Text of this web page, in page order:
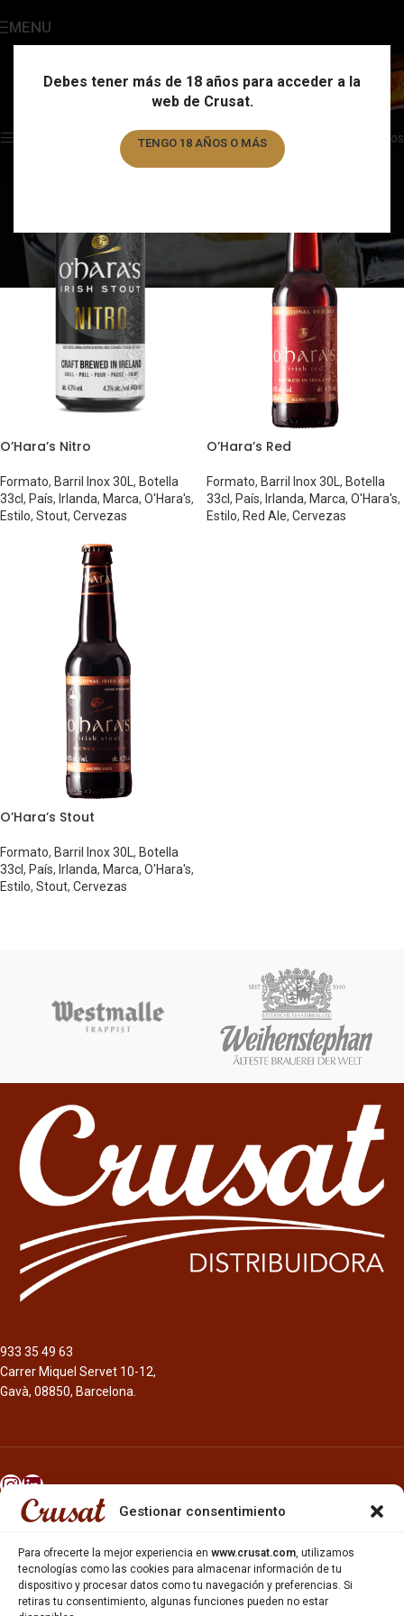
Debes tener más de 18 años para acceder a la
web de Crusat.
TENGO 18 AÑOS O MÁS
Gestionar consentimiento
Para ofrecerte la mejor experiencia en www.crusat.com, utilizamos
tecnologías como las cookies para almacenar información de tu
dispositivo y procesar datos como tu navegación y preferencias. Si
retiras tu consentimiento, algunas funciones pueden no estar
MENU O'Hara's
Showing all 3 results
Filtros
O’Hara’s Nitro
Formato, Barril Inox 30L , Botella
33cl, País, Irlanda, Marca, O'Hara's,
Estilo, Stout, Cervezas
O’Hara’s Red
Formato, Barril Inox 30L , Botella
33cl, País, Irlanda, Marca, O'Hara's,
Estilo, Red Ale, Cervezas
O’Hara’s Stout
Formato, Barril Inox 30L , Botella
33cl, País, Irlanda, Marca, O'Hara's,
Estilo, Stout, Cervezas
933 35 49 63
Carrer Miquel Servet 10-12,
Gavà, 08850, Barcelona.
INICIO
CERVEZAS
ESTRELLA GALICIA
OTROS PRODUCTOS